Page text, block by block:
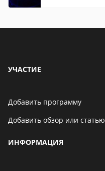
УЧАСТИЕ
Добавить программу
Добавить обзор или статью
ИНФОРМАЦИЯ